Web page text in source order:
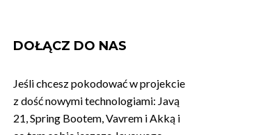
DOŁĄCZ DO NAS
Jeśli chcesz pokodować w projekcie
z dość nowymi technologiami: Javą
21, Spring Bootem, Vavrem i Akką i